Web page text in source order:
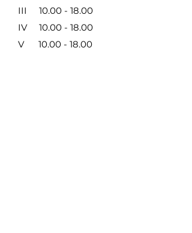
III 10.00 - 18.00
IV 10.00 - 18.00
V 10.00 - 18.00